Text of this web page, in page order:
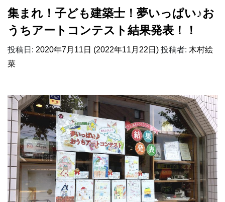
集まれ！子ども建築士！夢いっぱい♪お
うちアートコンテスト結果発表！！
投稿日: 2020年7月11日 (2022年11月22日) 投稿者: 木村絵
菜